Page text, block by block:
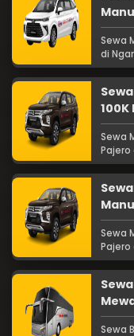
Sewa
di
100K
Sewa
Pajero
Sewa
Pajero
Sewa